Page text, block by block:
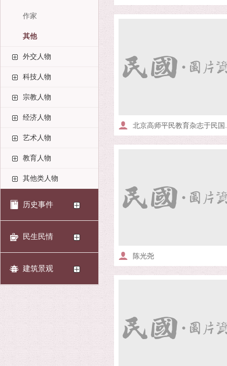
作家
其他
外交人物
科技人物
宗教人物
经济人物
艺术人物
教育人物
其他类人物
历史事件
民生民情
建筑景观
北京高师平民教育杂志于民国
陈光尧